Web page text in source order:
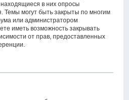
в них опросы
Темы могут быть закрыты по многим
или администратором
иметь возможность закрывать
от прав, предоставленных